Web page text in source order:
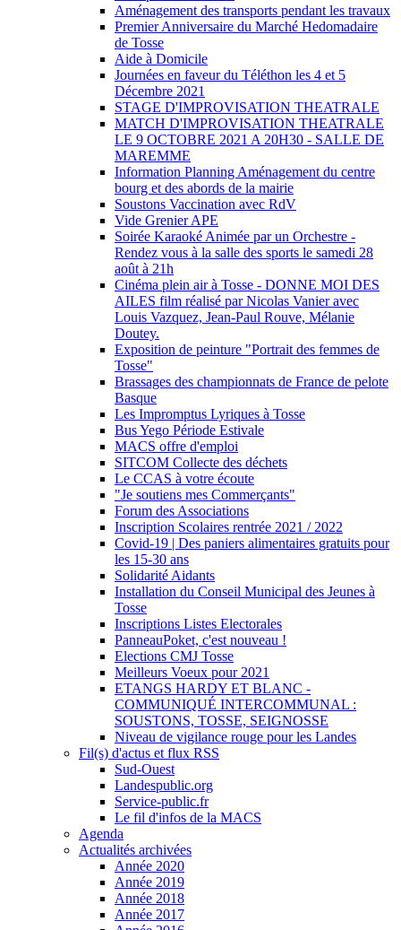
Aménagement des transports pendant les travaux
Premier Anniversaire du Marché Hedomadaire
de Tosse
Aide à Domicile
Journées en faveur du Téléthon les 4 et 5
Décembre 2021
STAGE D'IMPROVISATION THEATRALE
MATCH D'IMPROVISATION THEATRALE
LE 9 OCTOBRE 2021 A 20H30 - SALLE DE
MAREMME
Information Planning Aménagement du centre
bourg et des abords de la mairie
Soustons Vaccination avec RdV
Vide Grenier APE
Soirée Karaoké Animée par un Orchestre -
Rendez vous à la salle des sports le samedi 28
août à 21h
Cinéma plein air à Tosse - DONNE MOI DES
AILES film réalisé par Nicolas Vanier avec
Louis Vazquez, Jean-Paul Rouve, Mélanie
Doutey.
Exposition de peinture "Portrait des femmes de
Tosse"
Brassages des championnats de France de pelote
Basque
Les Impromptus Lyriques à Tosse
Bus Yego Période Estivale
MACS offre d'emploi
SITCOM Collecte des déchets
Le CCAS à votre écoute
"Je soutiens mes Commerçants"
Forum des Associations
Inscription Scolaires rentrée 2021 / 2022
Covid-19 | Des paniers alimentaires gratuits pour
les 15-30 ans
Solidarité Aidants
Installation du Conseil Municipal des Jeunes à
Tosse
Inscriptions Listes Electorales
PanneauPoket, c'est nouveau !
Elections CMJ Tosse
Meilleurs Voeux pour 2021
ETANGS HARDY ET BLANC -
COMMUNIQUÉ INTERCOMMUNAL :
SOUSTONS, TOSSE, SEIGNOSSE
Niveau de vigilance rouge pour les Landes
Fil(s) d'actus et flux RSS
Sud-Ouest
Landespublic.org
Service-public.fr
Le fil d'infos de la MACS
Agenda
Actualités archivées
Année 2020
Année 2019
Année 2018
Année 2017